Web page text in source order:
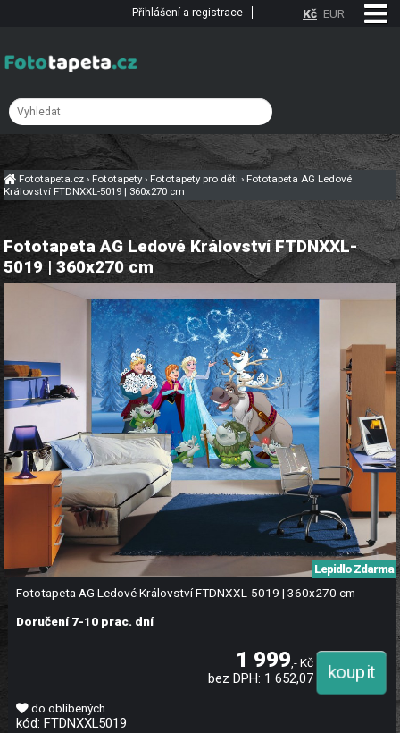
Fototapeta.cz› Fototapety› Fototapety pro děti › Fototapeta AG Ledové
Království FTDNXXL-5019 | 360x270 cm
Fototapeta AG Ledové Království FTDNXXL-
5019 | 360x270 cm
Fototapeta AG Ledové Království FTDNXXL-5019 | 360x270 cm
Lepidlo Zdarma
Doručení 7-10 prac. dní
1 999,- Kč
bez DPH: 1 652,07
do oblíbených
kód: FTDNXXL5019
Kč EUR
Přihlášení a registrace